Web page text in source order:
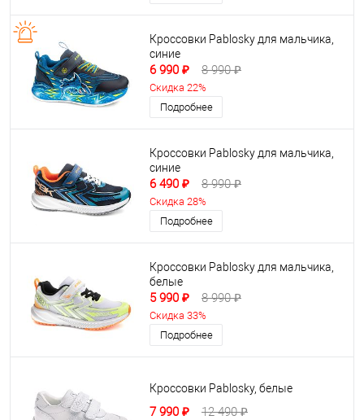
Кроссовки Pablosky для мальчика,
синие
6 990 ₽ 8 990 ₽
Скидка 22%
Подробнее
Кроссовки Pablosky для мальчика,
синие
6 490 ₽ 8 990 ₽
Скидка 28%
Подробнее
Кроссовки Pablosky для мальчика,
белые
5 990 ₽ 8 990 ₽
Скидка 33%
Подробнее
Кроссовки Pablosky, белые
7 990 ₽ 12 490 ₽